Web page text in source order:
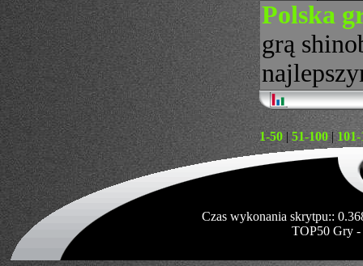
Polska
grą
1-50 |51-100|
Czas wykonania skrytpu::
TOP50 Gry